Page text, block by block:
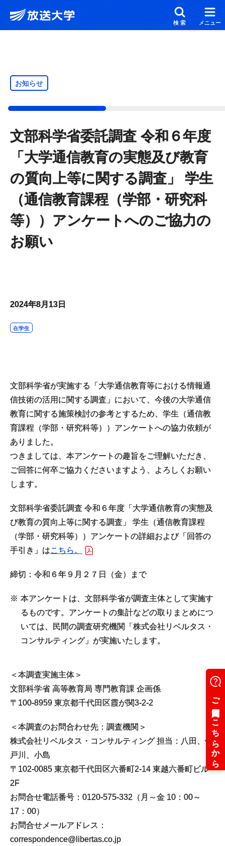
メインコンテンツにスキップ
検索 メニュー
お知らせ
文部科学省委託調査 令和６年度
「大学通信教育の実態及び教育
の質向上等に関する調査」 学生
（通信教育課程（学部・研究科
等））アンケートへのご協力の
お願い
2024年8月13日
在学生
文部科学省が実施する「大学通信教育等における情報通
信技術の活用に関する調査」において、今後の大学通信
教育に関する施策検討の参考とするため、学生（通信教
育課程（学部・研究科等））アンケートへの協力依頼が
ありました。
つきましては、本アンケートの趣旨をご理解いただき、
ご回答に何卒ご協力くださいますよう、よろしくお願い
します。
文部科学省委託調査 令和６年度「大学通信教育の実態及
び教育の質向上等に関する調査」 学生（通信教育課程
（学部・研究科等））アンケートの詳細および「回答の
手引き」はこちら。
締切：令和６年９月２７日（金）まで
※ 本アンケートは、文部科学省が調査主体として実施す
るものです。アンケートの集計などの取りまとめにつ
いては、民間の調査研究機関「株式会社リベルタス・
コンサルティング」が実施いたします。
＜本調査実施主体＞
文部科学省 高等教育局 専門教育課 企画係
〒100-8959 東京都千代田区霞が関3‐2‐2
＜本調査のお問合わせ先：調査機関＞
株式会社リベルタス・コンサルティング 担当：八田、佐
戸川、小島
〒102-0085 東京都千代田区六番町2-14 東越六番町ビル
2F
お問合せ電話番号：0120-575-332（月～金 10：00～
17：00）
お問合せメールアドレス：
correspondence@libertas.co.jp